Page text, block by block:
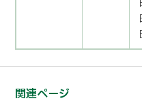
関連ページ